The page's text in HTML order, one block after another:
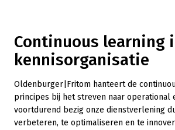
Continuous learning
kennisorganisatie
Oldenburger|Fritom hanteert de
principes bij het streven naar operational
voortdurend bezig onze dienstverlening
verbeteren, te optimaliseren en te